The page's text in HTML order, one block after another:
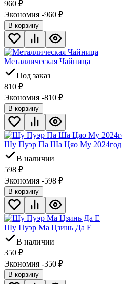
960 ₽
Экономия -960 ₽
В корзину
Металлическая Чайница
Под заказ
810 ₽
Экономия -810 ₽
В корзину
Шу Пуэр Па Ша Цяо Му 2024год
В наличии
598 ₽
Экономия -598 ₽
В корзину
Шу Пуэр Ма Цзинь Да Е
В наличии
350 ₽
Экономия -350 ₽
В корзину